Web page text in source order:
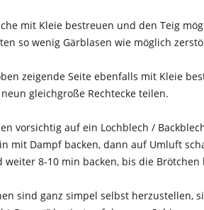
mit Kleie bestreuen und den Teig
so wenig Gärblasen wie möglich
zeigende Seite ebenfalls mit Kleie
gleichgroße Rechtecke teilen.
vorsichtig auf ein Lochblech /
mit Dampf backen, dann auf Umluft
weiter 8-10 min backen, bis die Brötchen
sind ganz simpel selbst herzustellen,